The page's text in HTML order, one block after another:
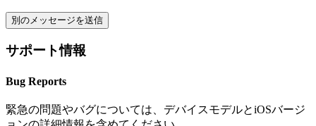
別のメッセージを送信
サポート情報
Bug Reports
緊急の問題やバグについては、デバイスモデルとiOSバージ